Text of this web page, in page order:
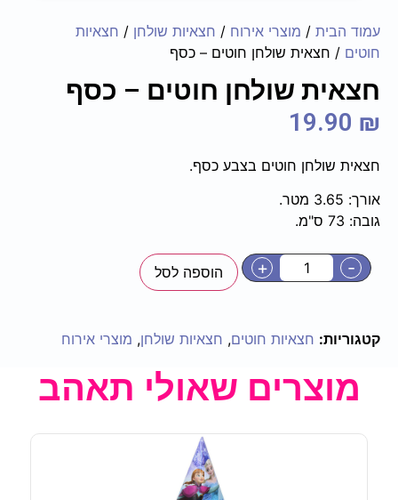
עמוד הבית / מוצרי אירוח / חצאיות שולחן / חצאיות
חוטים / חצאית שולחן חוטים – כסף
חצאית שולחן חוטים – כסף
19.90 ₪
חצאית שולחן חוטים בצבע כסף.
אורך: 3.65 מטר.
גובה: 73 ס"מ.
-
+ הוספה לסל
קטגוריות: חצאיות חוטים, חצאיות שולחן, מוצרי אירוח
מוצרים שאולי תאהב